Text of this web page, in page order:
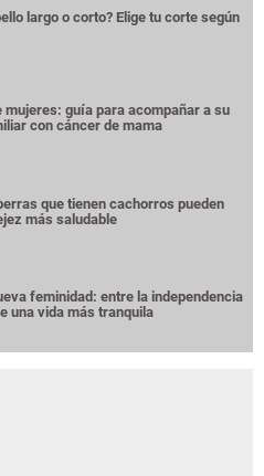
largo o corto? Elige tu corte según
mujeres: guía para acompañar a su
con cáncer de mama
que tienen cachorros pueden
más saludable
feminidad: entre la independencia
una vida más tranquila